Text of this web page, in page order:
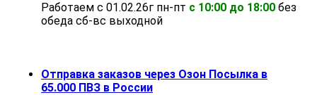
Работаем с 01.02.26г пн-пт с 10:00 до 18:00 без
обеда cб-вс выходной
Отправка заказов через Озон Посылка в
65.000 ПВЗ в России